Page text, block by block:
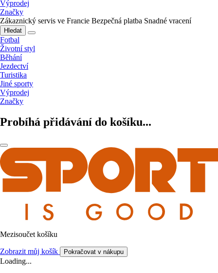
Výprodej
Značky
Zákaznický servis ve Francie Bezpečná platba Snadné vracení
Hledat
Fotbal
Životní styl
Běhání
Jezdectví
Turistika
Jiné sporty
Výprodej
Značky
Probíhá přidávání do košíku...
Mezisoučet košíku
Zobrazit můj košík Pokračovat v nákupu
Loading...